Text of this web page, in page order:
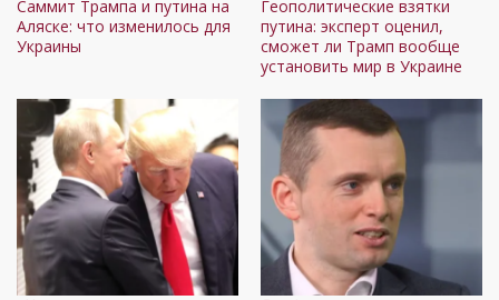
Саммит Трампа и путина на
Аляске: что изменилось для
Украины
Геополитические взятки
путина: эксперт оценил,
сможет ли Трамп вообще
установить мир в Украине